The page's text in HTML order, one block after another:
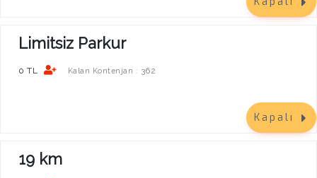
Limitsiz Parkur
0 TL Kalan Kontenjan : 362
Kapalı
19 km